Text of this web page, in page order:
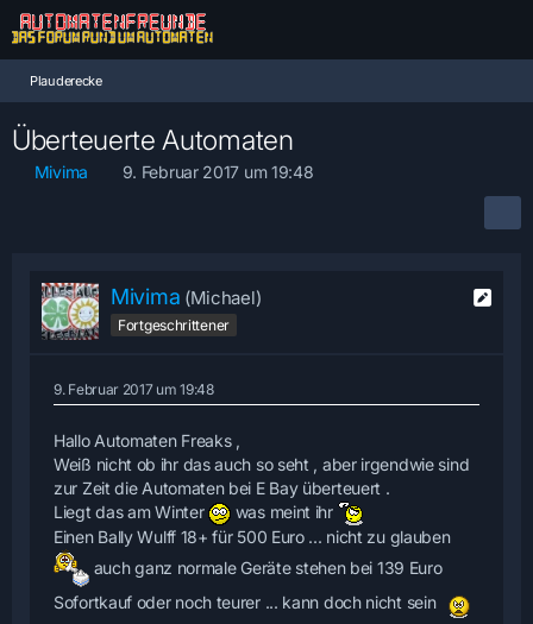
Plauderecke
Überteuerte Automaten
Mivima 9. Februar 2017 um 19:48
Mivima (Michael)
Fortgeschrittener
9. Februar 2017 um 19:48
Hallo Automaten Freaks ,
Weiß nicht ob ihr das auch so seht , aber irgendwie sind
zur Zeit die Automaten bei E Bay überteuert .
Liegt das am Winter
was meint ihr
Einen Bally Wulff 18+ für 500 Euro ... nicht zu glauben
auch ganz normale Geräte stehen bei 139 Euro
Sofortkauf oder noch teurer ... kann doch nicht sein